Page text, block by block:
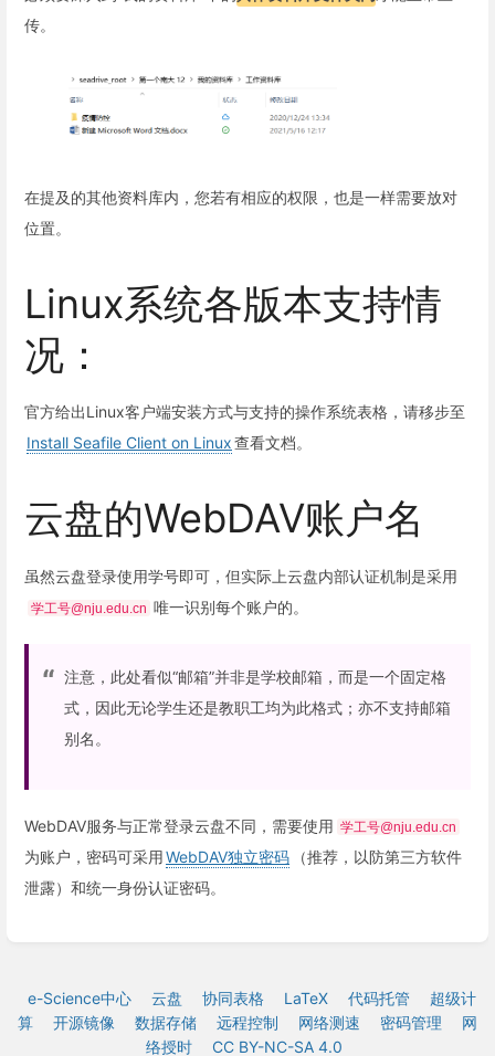
传。
在提及的其他资料库内，您若有相应的权限，也是一样需要放对
位置。
Linux系统各版本支持情
况：
官方给出Linux客户端安装方式与支持的操作系统表格，请移步至
Install Seafile Client on Linux查看文档。
云盘的WebDAV账户名
虽然云盘登录使用学号即可，但实际上云盘内部认证机制是采用
学工号@nju.edu.cn 唯一识别每个账户的。
注意，此处看似“邮箱”并非是学校邮箱，而是一个固定格
式，因此无论学生还是教职工均为此格式；亦不支持邮箱
别名。
WebDAV服务与正常登录云盘不同，需要使用 学工号@nju.edu.cn
为账户，密码可采用WebDAV独立密码
（推荐，以防第三方软件
泄露）和统一身份认证密码。
e-Science中心 云盘 协同表格 LaTeX 代码托管
超级计
算
开源镜像 数据存储 远程控制 网络测速 密码管理
网
络授时
CC BY-NC-SA 4.0